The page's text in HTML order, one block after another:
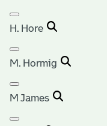
H. Hore
M. Hormig
M James